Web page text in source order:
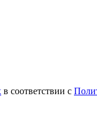
в соответствии с